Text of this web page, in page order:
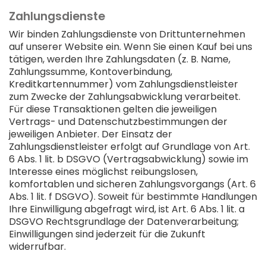
Zahlungsdienste
Wir binden Zahlungsdienste von Drittunternehmen
auf unserer Website ein. Wenn Sie einen Kauf bei uns
tätigen, werden Ihre Zahlungsdaten (z. B. Name,
Zahlungssumme, Kontoverbindung,
Kreditkartennummer) vom Zahlungsdienstleister
zum Zwecke der Zahlungsabwicklung verarbeitet.
Für diese Transaktionen gelten die jeweiligen
Vertrags- und Datenschutzbestimmungen der
jeweiligen Anbieter. Der Einsatz der
Zahlungsdienstleister erfolgt auf Grundlage von Art.
6 Abs. 1 lit. b DSGVO (Vertragsabwicklung) sowie im
Interesse eines möglichst reibungslosen,
komfortablen und sicheren Zahlungsvorgangs (Art. 6
Abs. 1 lit. f DSGVO). Soweit für bestimmte Handlungen
Ihre Einwilligung abgefragt wird, ist Art. 6 Abs. 1 lit. a
DSGVO Rechtsgrundlage der Datenverarbeitung;
Einwilligungen sind jederzeit für die Zukunft
widerrufbar.